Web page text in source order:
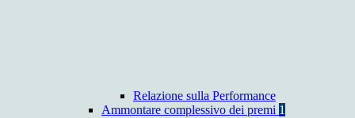
Relazione sulla Performance
Ammontare complessivo dei premi 1